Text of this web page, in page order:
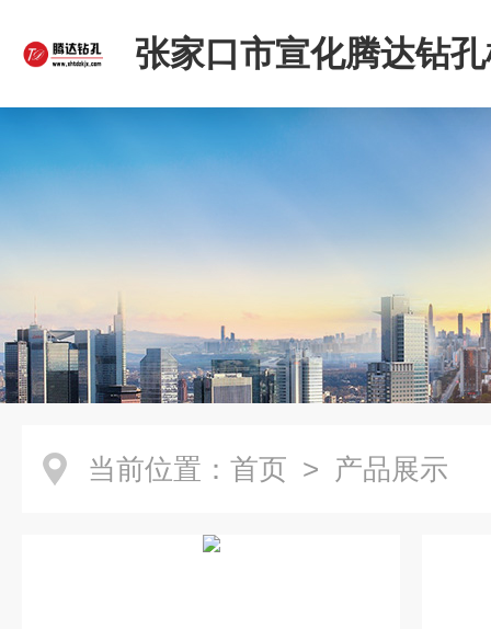
张家口市宣化腾达钻
限公司
当前位置： 首页 > 产品展示